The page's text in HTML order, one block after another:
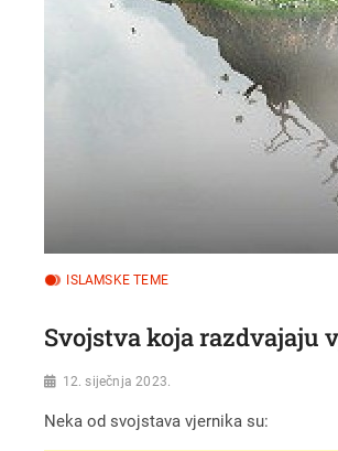
ISLAMSKE TEME
Svojstva koja razdvajaju
12. siječnja 2023.
Neka od svojstava vjernika su: